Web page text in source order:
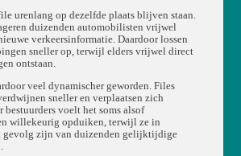
urenlang op dezelfde plaats blijven staan.
duizenden automobilisten vrijwel
verkeersinformatie. Daardoor lossen
sneller op, terwijl elders vrijwel direct
ontstaan.
veel dynamischer geworden. Files
sneller en verplaatsen zich
bestuurders voelt het soms alsof
willekeurig opduiken, terwijl ze in
gevolg zijn van duizenden gelijktijdige